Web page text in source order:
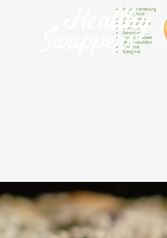
Gesunde Ernährung
Healthy food
Comida sana
Nourriture saine
Cibo sano
Gezond voedsel
Comida saudável
Menjar saludable
Sunn mat
Nyttig mat